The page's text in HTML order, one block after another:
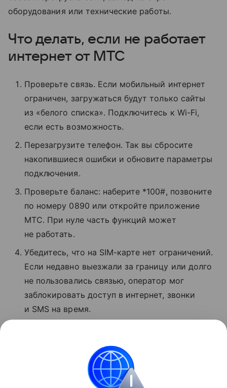
оборудования или технические работы.
Что делать, если не работает
интернет от МТС
Проверьте связь. Если мобильный интернет
ограничен, загружаться будут только сайты
из «белого списка». Подключитесь к Wi-Fi,
если есть возможность.
Перезагрузите телефон. Так вы сбросите
накопившиеся ошибки и обновите параметры
подключения.
Проверьте баланс: наберите *100#, позвоните
по номеру 0890 или откройте приложение
МТС. При нуле часть функций может
не работать.
Убедитесь, что на SIM-карте нет ограничений.
Если недавно выезжали за границу или долго
не пользовались связью, оператор мог
заблокировать доступ в интернет, звонки
и SMS на время.
и сообщите о проблеме.